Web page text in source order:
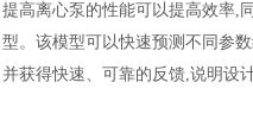
提高离心泵的性能可以提高效率,
型。该模型可以快速预测不同参
并获得快速、可靠的反馈,说明设